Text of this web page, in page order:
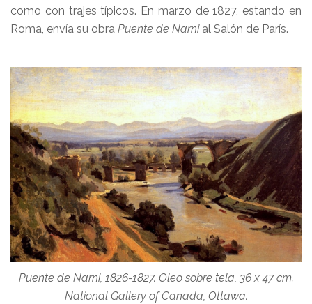
como con trajes típicos. En marzo de 1827, estando en
Roma, envía su obra Puente de Narnial Salón de París.
Puente de Narni, 1826-1827. Oleo sobre tela, 36 x 47 cm.
National Gallery of Canada, Ottawa.